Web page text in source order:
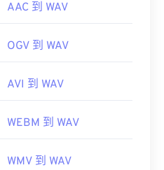
AAC 到 WAV
OGV 到 WAV
AVI 到 WAV
WEBM 到 WAV
WMV 到 WAV